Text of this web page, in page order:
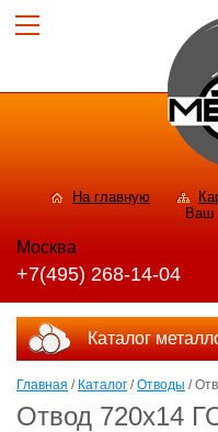
На главную
Ваш
Москва
+7(495) 268-14-04
Каталог
Главная / Каталог /Отводы /
Отвод 720х14